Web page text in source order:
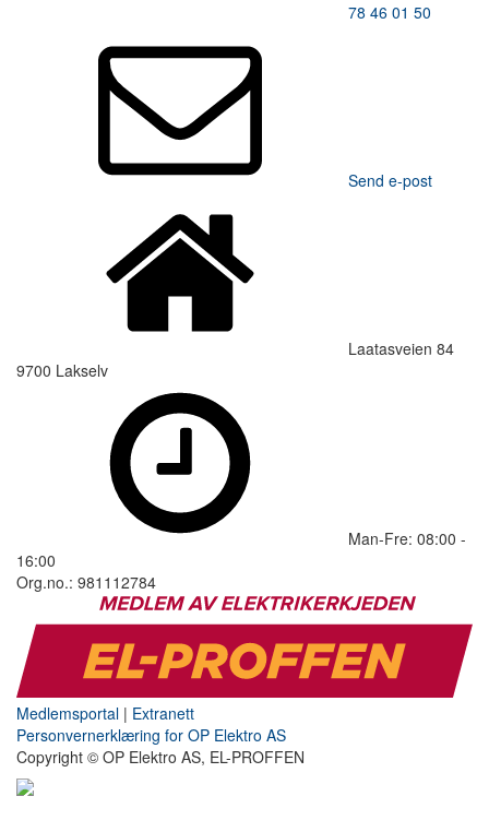
78 46 01 50
Send e-post
Laatasveien 84
9700 Lakselv
Man-Fre: 08:00 -
16:00
Org.no.: 981112784
Medlemsportal | Extranett
Personvernerklæring for OP Elektro AS
Copyright © OP Elektro AS, EL-PROFFEN